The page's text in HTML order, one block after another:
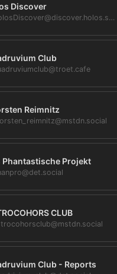
Discover
@HolosDiscover@discover.holos.social
Club
Reimnitz
Phantastische Projekt
CLUB
Club - Reports